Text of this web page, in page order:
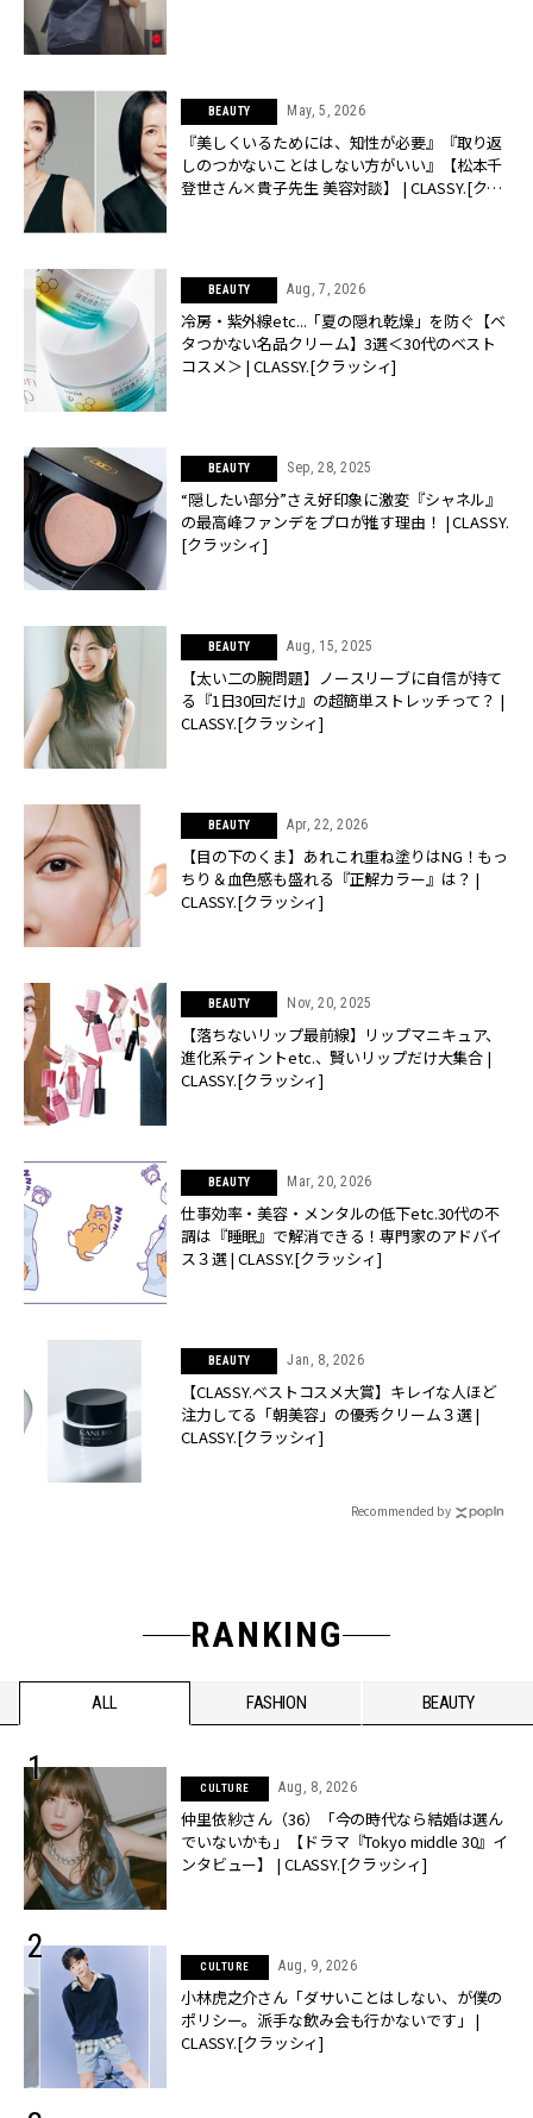
BEAUTY May, 5, 2026
『美しくいるためには、知性が必要』『取り返
しのつかないことはしない方がいい』【松本千
登世さん×貴子先生 美容対談】 | CLASSY.[クラ
BEAUTY Aug, 7, 2026
冷房・紫外線etc...「夏の隠れ乾燥」を防ぐ【ベ
タつかない名品クリーム】3選＜30代のベスト
コスメ＞ | CLASSY.[クラッシィ]
BEAUTY Sep, 28, 2025
“隠したい部分”さえ好印象に激変『シャネル』
の最高峰ファンデをプロが推す理由！ | CLASSY.
[クラッシィ]
BEAUTY Aug, 15, 2025
【太い二の腕問題】ノースリーブに自信が持て
る『1日30回だけ』の超簡単ストレッチって？ |
CLASSY.[クラッシィ]
BEAUTY Apr, 22, 2026
【目の下のくま】あれこれ重ね塗りはNG！もっ
ちり＆血色感も盛れる『正解カラー』は？ |
CLASSY.[クラッシィ]
BEAUTY Nov, 20, 2025
【落ちないリップ最前線】リップマニキュア、
進化系ティントetc.、賢いリップだけ大集合 |
CLASSY.[クラッシィ]
BEAUTY Mar, 20, 2026
仕事効率・美容・メンタルの低下etc.30代の不
調は『睡眠』で解消できる！専門家のアドバイ
ス３選 | CLASSY.[クラッシィ]
BEAUTY Jan, 8, 2026
【CLASSY.ベストコスメ大賞】キレイな人ほど
注力してる「朝美容」の優秀クリーム３選 |
CLASSY.[クラッシィ]
Recommended by
RANKING
ALL FASHION BEAUTY
CULTURE Aug, 8, 2026
仲里依紗さん（36）「今の時代なら結婚は選ん
でいないかも」【ドラマ『Tokyo middle 30』イ
ンタビュー】 | CLASSY.[クラッシィ]
CULTURE Aug, 9, 2026
小林虎之介さん「ダサいことはしない、が僕の
ポリシー。派手な飲み会も行かないです」 |
CLASSY.[クラッシィ]